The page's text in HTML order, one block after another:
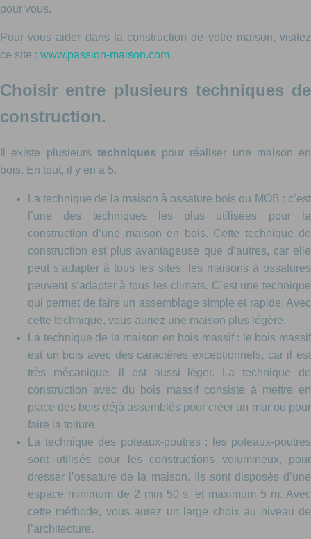
pour vous.
Pour vous aider dans la construction de votre maison, visitez
ce site : www.passion-maison.com.
Choisir entre plusieurs techniques de
construction.
Il existe plusieurs techniques pour réaliser une maison en
bois. En tout, il y en a 5.
La technique de la maison à ossature bois ou MOB : c’est
l’une des techniques les plus utilisées pour la
construction d’une maison en bois. Cette technique de
construction est plus avantageuse que d’autres, car elle
peut s’adapter à tous les sites, les maisons à ossatures
peuvent s’adapter à tous les climats. C’est une technique
qui permet de faire un assemblage simple et rapide. Avec
cette technique, vous auriez une maison plus légère.
La technique de la maison en bois massif : le bois massif
est un bois avec des caractères exceptionnels, car il est
très mécanique, il est aussi léger. La technique de
construction avec du bois massif consiste à mettre en
place des bois déjà assemblés pour créer un mur ou pour
faire la toiture.
La technique des poteaux-poutres : les poteaux-poutres
sont utilisés pour les constructions volumineux, pour
dresser l’ossature de la maison. Ils sont disposés d’une
espace minimum de 2 min 50 s, et maximum 5 m. Avec
cette méthode, vous aurez un large choix au niveau de
l’architecture.